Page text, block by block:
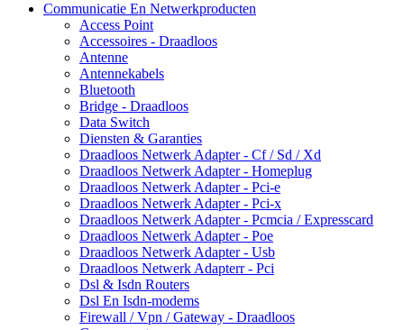
Communicatie En Netwerkproducten
Access Point
Accessoires - Draadloos
Antenne
Antennekabels
Bluetooth
Bridge - Draadloos
Data Switch
Diensten & Garanties
Draadloos Netwerk Adapter - Cf / Sd / Xd
Draadloos Netwerk Adapter - Homeplug
Draadloos Netwerk Adapter - Pci-e
Draadloos Netwerk Adapter - Pci-x
Draadloos Netwerk Adapter - Pcmcia / Expresscard
Draadloos Netwerk Adapter - Poe
Draadloos Netwerk Adapter - Usb
Draadloos Netwerk Adapterr - Pci
Dsl & Isdn Routers
Dsl En Isdn-modems
Firewall / Vpn / Gateway - Draadloos